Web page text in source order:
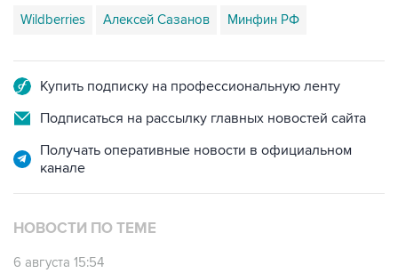
Wildberries Алексей Сазанов Минфин РФ
Купить подписку на профессиональную ленту
Подписаться на рассылку главных новостей сайта
Получать оперативные новости в официальном
канале
НОВОСТИ ПО ТЕМЕ
6 августа 15:54